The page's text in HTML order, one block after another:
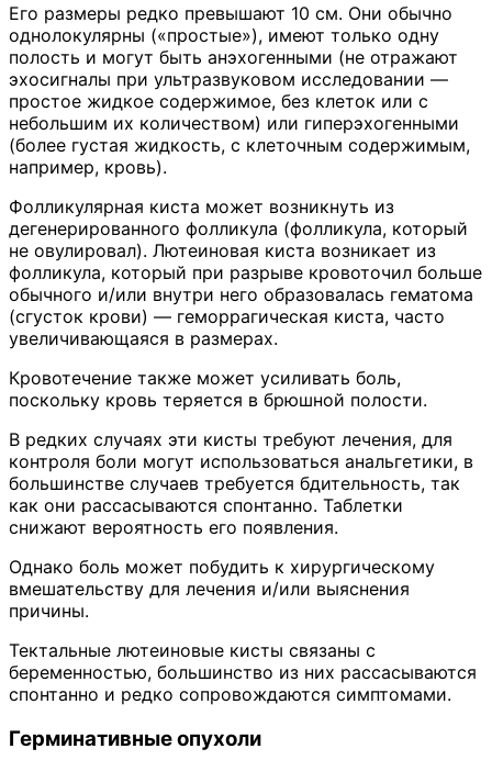
Его размеры редко превышают 10 см. Они обычно
однолокулярны («простые»), имеют только одну
полость и могут быть анэхогенными (не отражают
эхосигналы при ультразвуковом исследовании —
простое жидкое содержимое, без клеток или с
небольшим их количеством) или гиперэхогенными
(более густая жидкость, с клеточным содержимым,
например, кровь).
Фолликулярная киста может возникнуть из
дегенерированного фолликула (фолликула, который
не овулировал). Лютеиновая киста возникает из
фолликула, который при разрыве кровоточил больше
обычного и/или внутри него образовалась гематома
(сгусток крови) — геморрагическая киста, часто
увеличивающаяся в размерах.
Кровотечение также может усиливать боль,
поскольку кровь теряется в брюшной полости.
В редких случаях эти кисты требуют лечения, для
контроля боли могут использоваться анальгетики, в
большинстве случаев требуется бдительность, так
как они рассасываются спонтанно. Таблетки
снижают вероятность его появления.
Однако боль может побудить к хирургическому
вмешательству для лечения и/или выяснения
причины.
Тектальные лютеиновые кисты связаны с
беременностью, большинство из них рассасываются
спонтанно и редко сопровождаются симптомами.
Герминативные опухоли